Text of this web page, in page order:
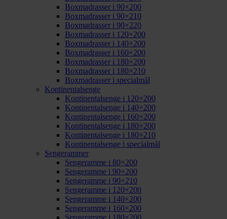
Boxmadrasser i 90×200
Boxmadrasser i 90×210
Boxmadrasser i 90×220
Boxmadrasser i 120×200
Boxmadrasser i 140×200
Boxmadrasser i 160×200
Boxmadrasser i 180×200
Boxmadrasser i 180×210
Boxmadrasser i specialmål
Kontinentalsenge
Kontinentalsenge i 120×200
Kontinentalsenge i 140×200
Kontinentalsenge i 160×200
Kontinentalsenge i 180×200
Kontinentalsenge i 180×210
Kontinentalsenge i specialmål
Sengerammer
Sengeramme i 80×200
Sengeramme i 90×200
Sengeramme i 90×210
Sengeramme i 120×200
Sengeramme i 140×200
Sengeramme i 160×200
Sengeramme i 180×200